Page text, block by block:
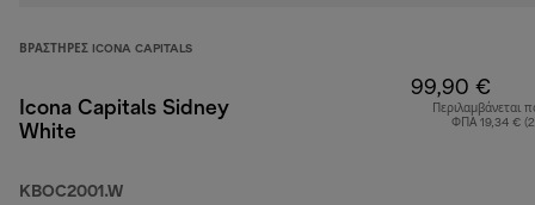
ΒΡΑΣΤΉΡΕΣ ICONA CAPITALS
Icona Capitals Sidney
White
KBOC2001.W
99,90 €
Περιλαμβάνεται
ΦΠΑ 19,34 €